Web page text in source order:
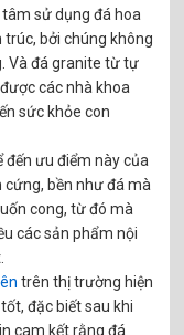
sử dụng đá hoa
bởi chúng không
Và đá granite từ tự
các nhà khoa
sức khỏe con
đến ưu điểm này của
bền như đá mà
cong, từ đó mà
các sản phẩm nội
trên thị trường hiện
đặc biết sau khi
cam kết rằng đá